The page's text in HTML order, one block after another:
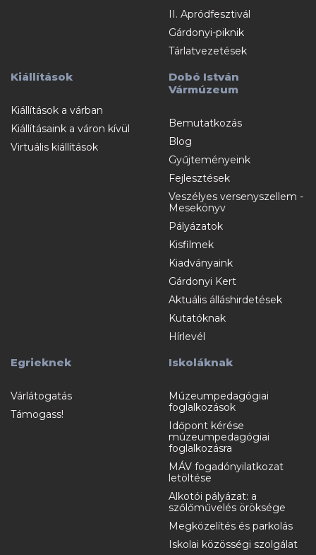
II. Apródfesztivál
Gárdonyi-piknik
Tárlatvezetések
Kiállítások
Kiállítások a várban
Kiállításaink a váron kívül
Virtuális kiállítások
Dobó István
Vármúzeum
Bemutatkozás
Blog
Gyűjteményeink
Fejlesztések
Veszélyes versenyszellem -
Mesekönyv
Pályázatok
Kisfilmek
Kiadványaink
Gárdonyi Kert
Aktuális álláshirdetések
Kutatóknak
Hírlevél
Egrieknek
Várlátogatás
Támogass!
Iskoláknak
Múzeumpedagógiai
foglalkozások
Időpont kérése
múzeumpedagógiai
foglalkozásra
MÁV fogadónyilatkozat
letöltése
Alkotói pályázat: a
szőlőművelés öröksége
Megközelítés és parkolás
Iskolai közösségi szolgálat